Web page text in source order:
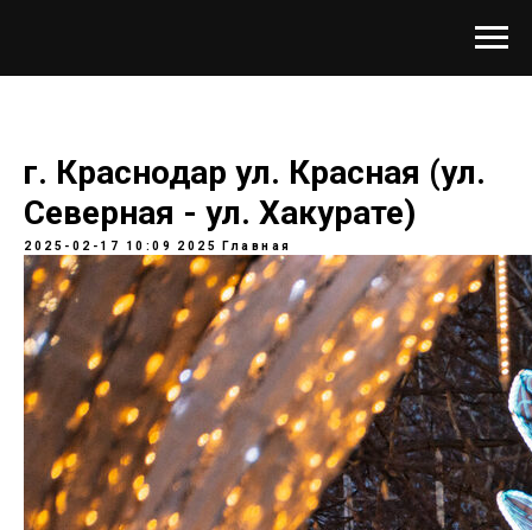
г. Краснодар ул. Красная (ул.
Северная - ул. Хакурате)
2025-02-17 10:09 2025 Главная